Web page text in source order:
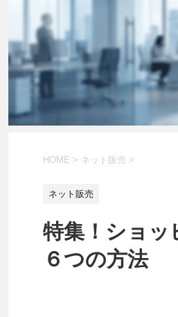
HOME > ネット販売 >
ネット販売
特集！ショッ
６つの方法